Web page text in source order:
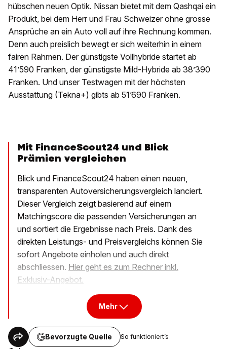
hübschen neuen Optik. Nissan bietet mit dem Qashqai ein
Produkt, bei dem Herr und Frau Schweizer ohne grosse
Ansprüche an ein Auto voll auf ihre Rechnung kommen.
Denn auch preislich bewegt er sich weiterhin in einem
fairen Rahmen. Der günstigste Vollhybride startet ab
41’590 Franken, der günstigste Mild-Hybride ab 38’390
Franken. Und unser Testwagen mit der höchsten
Ausstattung (Tekna+) gibts ab 51’690 Franken.
Mit FinanceScout24 und Blick
Prämien vergleichen
Blick und FinanceScout24 haben einen neuen,
transparenten Autoversicherungsvergleich lanciert.
Dieser Vergleich zeigt basierend auf einem
Matchingscore die passenden Versicherungen an
und sortiert die Ergebnisse nach Preis. Dank des
direkten Leistungs- und Preisvergleichs können Sie
sofort Angebote einholen und auch direkt
abschliessen. Hier geht es zum Rechner inkl.
Exklusiv-Angebot.
Mehr
Bevorzugte Quelle So funktioniert’s